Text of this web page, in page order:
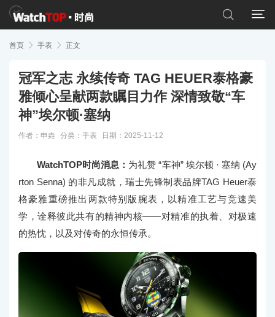


首页  手表  正文
冠军之志 永续传奇 TAG HEUER泰格豪
雅倾心呈献两款瞩目力作 深情致敬“车
神”埃尔顿·塞纳
作者：申垚 分类： 手表 日期：2025-11-12
WatchTOP时尚消息： 为礼赞 “车神” 埃尔顿 · 塞纳 (Ay
rton Senna) 的非凡成就，瑞士先锋制表品牌TAG Heuer泰
格豪雅重磅推出两款特别版腕表，以精准工艺与竞速美
学，诠释彼此共有的精神内核——对精准的执着、对极速
的热忱，以及对传奇的永恒传承。